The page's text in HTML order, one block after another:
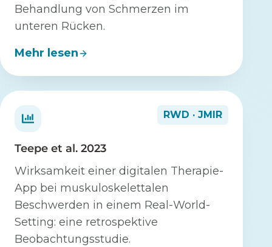
Behandlung von Schmerzen im
unteren Rücken.
Mehr lesen
RWD · JMIR
Teepe et al. 2023
Wirksamkeit einer digitalen Therapie-
App bei muskuloskelettalen
Beschwerden in einem Real-World-
Setting: eine retrospektive
Beobachtungsstudie.